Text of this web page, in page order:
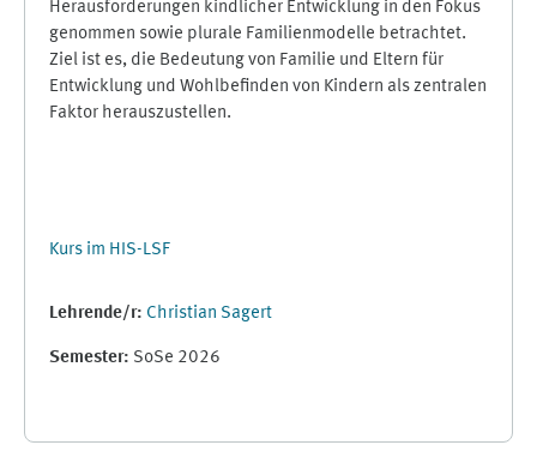
Herausforderungen kindlicher Entwicklung in den Fokus
genommen sowie plurale Familienmodelle betrachtet.
Ziel ist es, die Bedeutung von Familie und Eltern für
Entwicklung und Wohlbefinden von Kindern als zentralen
Faktor herauszustellen.
Kurs im HIS-LSF
Lehrende/r: Christian Sagert
Semester: SoSe 2026